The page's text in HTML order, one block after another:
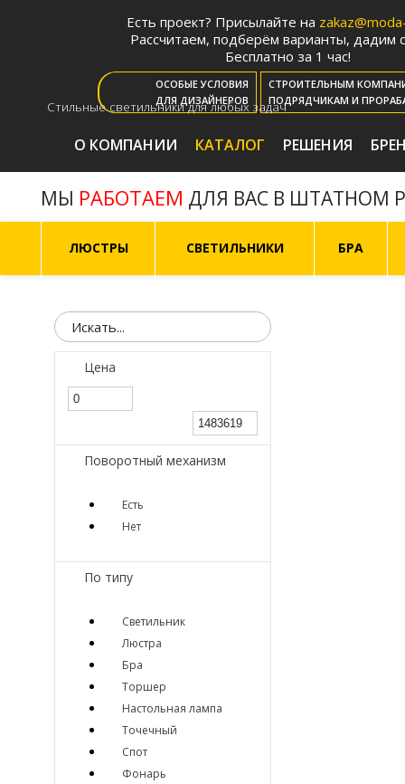
Есть проект? Присылайте на
Рассчитаем, подберём варианты, дадим
Бесплатно за 1 час!
ОСОБЫЕ УСЛОВИЯ
ДЛЯ ДИЗАЙНЕРОВ
СТРОИТЕЛЬНЫМ
ПОДРЯДЧИКАМ И
Стильные светильники для любых задач
О КОМПАНИИ КАТАЛОГ РЕШЕНИЯ
МЫ РАБОТАЕМ ДЛЯ ВАС В ШТАТНОМ
ЛЮСТРЫ СВЕТИЛЬНИКИ БРА
Цена
Поворотный механизм
Есть
Нет
По типу
Светильник
Люстра
Бра
Торшер
Настольная лампа
Точечный
Спот
Фонарь